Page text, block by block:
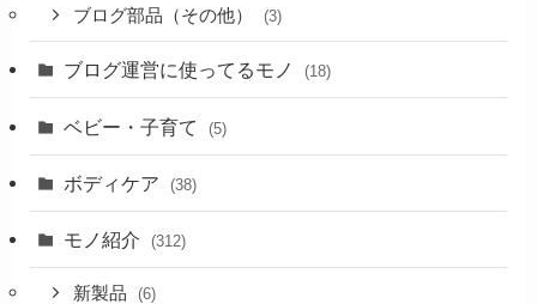
ブログ部品（その他） (3)
ブログ運営に使ってるモノ (18)
ベビー・子育て (5)
ボディケア (38)
モノ紹介 (312)
新製品 (6)